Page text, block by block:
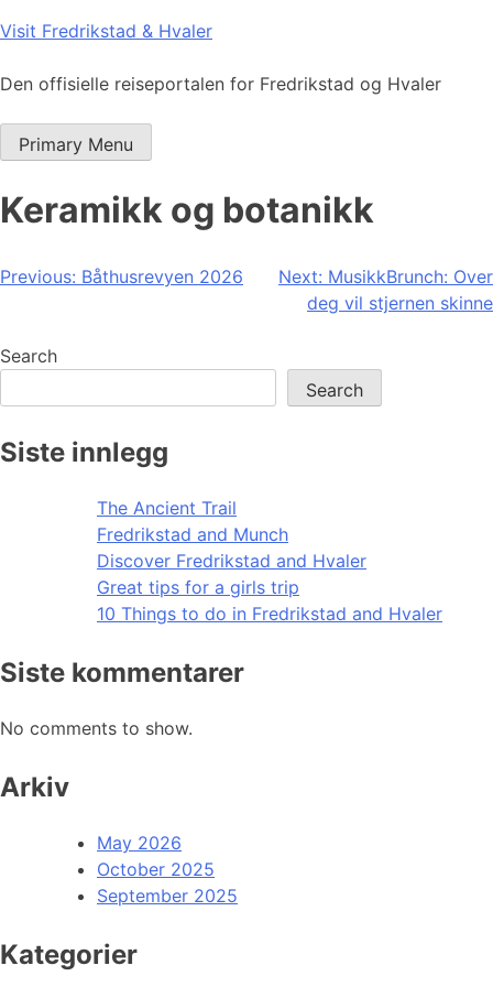
Skip
content
Visit Fredrikstad & Hvaler
Den offisielle reiseportalen for Fredrikstad og Hvaler
Primary Menu
Keramikk og botanikk
Post
Previous: Båthusrevyen 2026 Next: MusikkBrunch: Over
deg vil stjernen skinne
Search
Search
Siste innlegg
The Ancient Trail
Fredrikstad and Munch
Discover Fredrikstad and Hvaler
Great tips for a girls trip
10 Things to do in Fredrikstad and Hvaler
Siste kommentarer
No comments to show.
Arkiv
May 2026
October 2025
September 2025
Kategorier